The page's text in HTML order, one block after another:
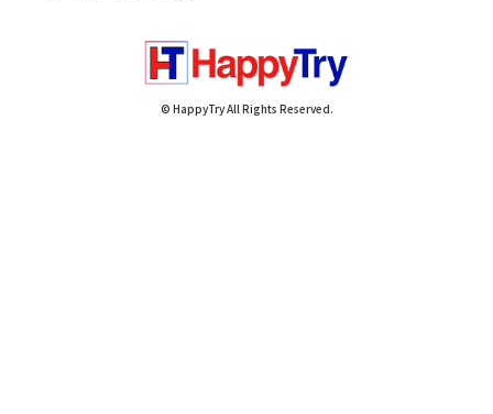
© HappyTry All Rights Reserved.